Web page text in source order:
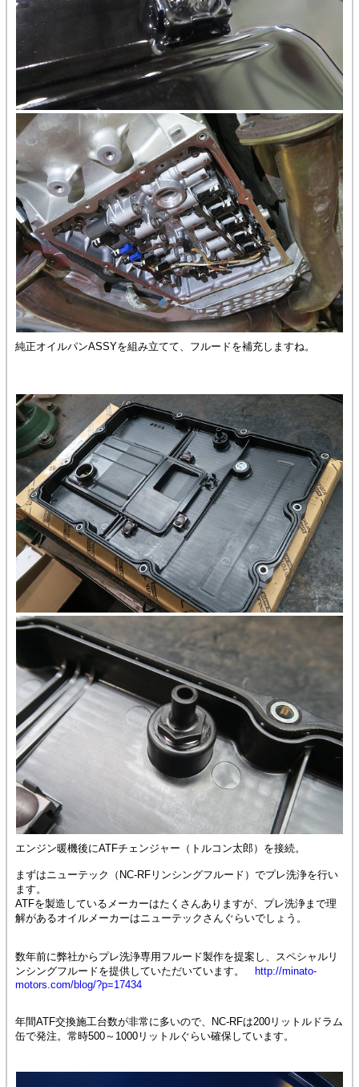
純正オイルパンASSYを組み立てて、フルードを補充しますね。
エンジン暖機後にATFチェンジャー（トルコン太郎）を接続。
まずはニューテック（NC-RFリンシングフルード）でプレ洗浄を行い
ます。
ATFを製造しているメーカーはたくさんありますが、プレ洗浄まで理
解があるオイルメーカーはニューテックさんぐらいでしょう。
数年前に弊社からプレ洗浄専用フルード製作を提案し、スペシャルリ
ンシングフルードを提供していただいています。
http://minato-
motors.com/blog/?p=17434
年間ATF交換施工台数が非常に多いので、NC-RFは200リットルドラム
缶で発注。常時500～1000リットルぐらい確保しています。